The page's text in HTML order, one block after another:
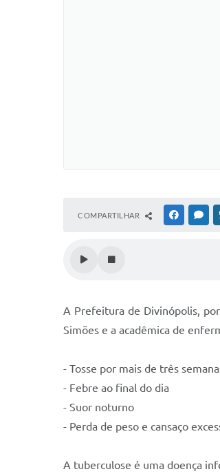
COMPARTILHAR FACEBOOK
A Prefeitura de Divinópolis,
Simões e a acadêmica de
- Tosse por mais de três
- Febre ao final do dia
- Suor noturno
- Perda de peso e cansaço
A tuberculose é uma doença